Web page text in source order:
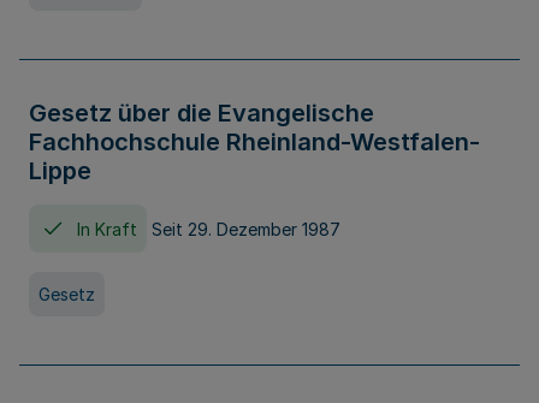
Gesetz über die Evangelische
Fachhochschule Rheinland-Westfalen-
Lippe
In Kraft Seit 29. Dezember 1987
Gesetz